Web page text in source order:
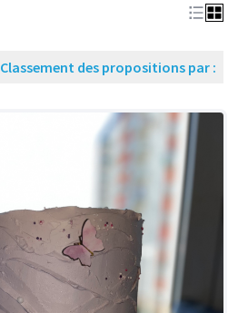
Classement des propositions par :